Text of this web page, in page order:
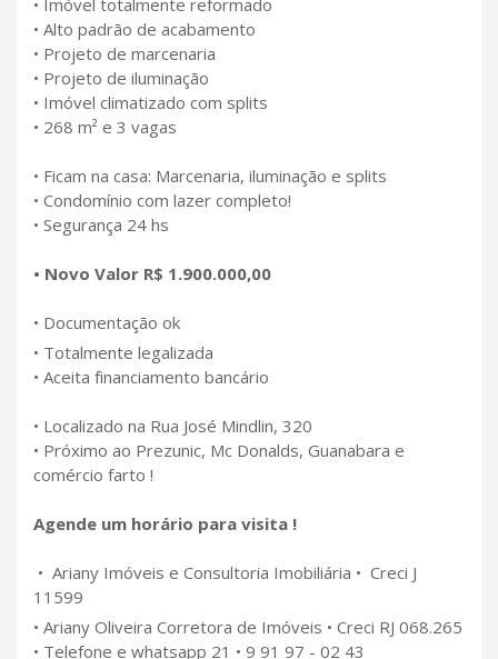
• Alto padrão de acabamento
• Projeto de marcenaria
• Projeto de iluminação
• Imóvel climatizado com splits
• 268 m² e 3 vagas
• Ficam na casa: Marcenaria, iluminação e splits
• Condomínio com lazer completo!
• Segurança 24 hs
• Novo Valor R$ 1.900.000,00
• Documentação ok
• Totalmente legalizada
• Aceita financiamento bancário
• Localizado na Rua José Mindlin, 320
• Próximo ao Prezunic, Mc Donalds, Guanabara e
comércio farto !
Agende um horário para visita !
• Ariany Imóveis e Consultoria Imobiliária • Creci J
11599
• Ariany Oliveira Corretora de Imóveis • Creci RJ 068.265
• Telefone e whatsapp 21 • 9 91 97 - 02 43